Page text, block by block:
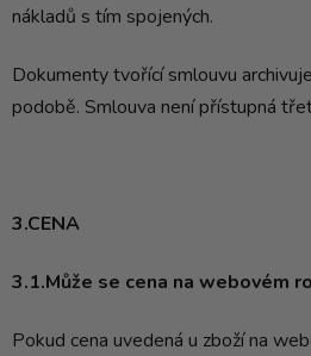
nákladů s tím spojených.
Dokumenty tvořící smlouvu
podobě. Smlouva není přístupná
3.CENA
3.1.Může se cena na webovém
Pokud cena uvedená u zboží na